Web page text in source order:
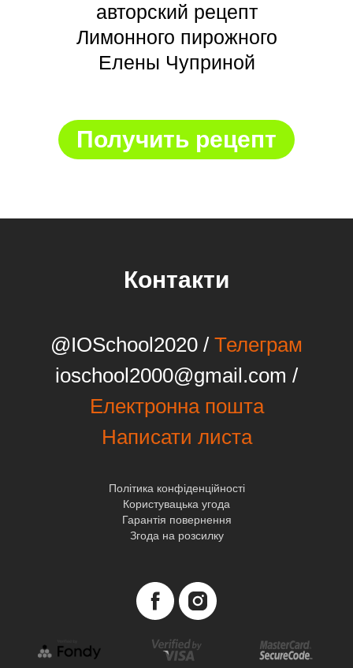
авторский рецепт
Лимонного пирожного
Елены Чуприной
Получить рецепт
Контакти
@IOSchool2020 / Телеграм
ioschool2000@gmail.com /
Електронна пошта
Написати листа
Політика конфіденційності
Користувацька угода
Гарантія повернення
Згода на розсилку